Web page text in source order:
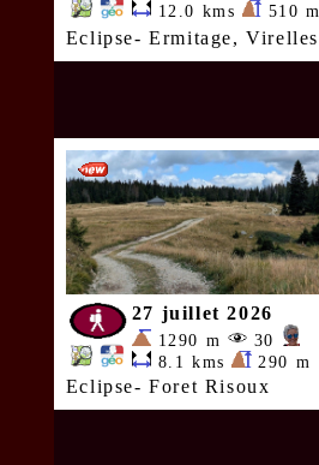
12.0 kms
510 m
Eclipse- Ermitage, Virelles
27 juillet 2026
1290 m
30
8.1 kms
290 m
Eclipse- Foret Risoux